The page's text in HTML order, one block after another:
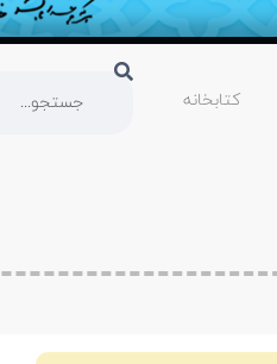
کتابخانه